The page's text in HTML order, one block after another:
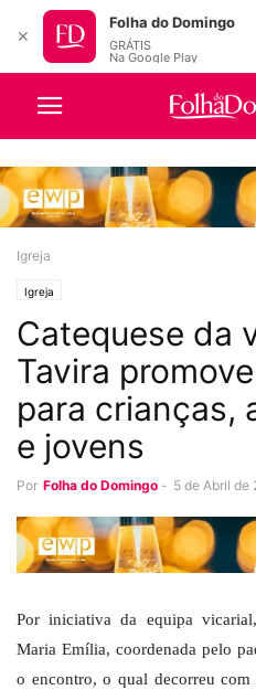
Igreja
Igreja
Catequese da
Tavira
para crianças,
e jovens
Por Folha do Domingo - 5 de Abril de
Por iniciativa da equipa
Maria Emília, coordenada pelo
o encontro, o qual decorreu com
✕
Folha do Domingo
GRÁTIS
Na Google Play